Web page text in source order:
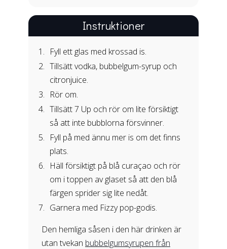
Instruktioner
Fyll ett glas med krossad is.
Tillsätt vodka, bubbelgum-syrup och
citronjuice.
Rör om.
Tillsätt 7 Up och rör om lite försiktigt
så att inte bubblorna försvinner.
Fyll på med ännu mer is om det finns
plats.
Häll försiktigt på blå curaçao och rör
om i toppen av glaset så att den blå
färgen sprider sig lite nedåt.
Garnera med Fizzy pop-godis.
Den hemliga såsen i den här drinken är
utan tvekan bubbelgumsyrupen från